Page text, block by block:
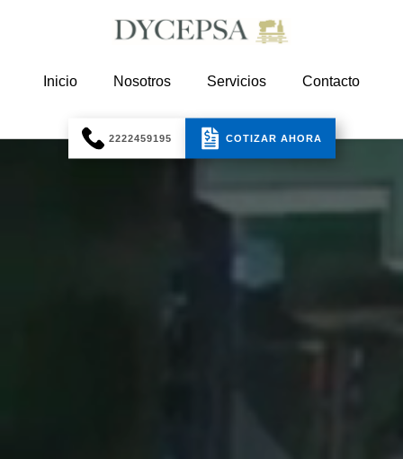
Inicio Nosotros Servicios Contacto
2222459195 COTIZAR AHORA